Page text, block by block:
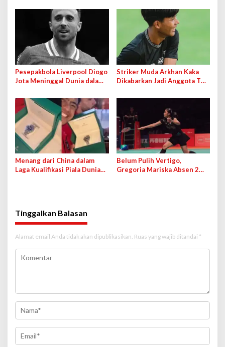
Pesepakbola Liverpool Diogo
Jota Meninggal Dunia dalam
Striker Muda Arkhan Kaka
Dikabarkan Jadi Anggota TNI,
Menang dari China dalam
Laga Kualifikasi Piala Dunia
Belum Pulih Vertigo,
Gregoria Mariska Absen 2
Tinggalkan Balasan
Alamat email Anda tidak akan dipublikasikan. Ruas yang wajib ditandai *